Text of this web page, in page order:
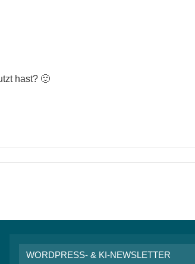
hast? 🙂
WORDPRESS- & KI-NEWSLETTER